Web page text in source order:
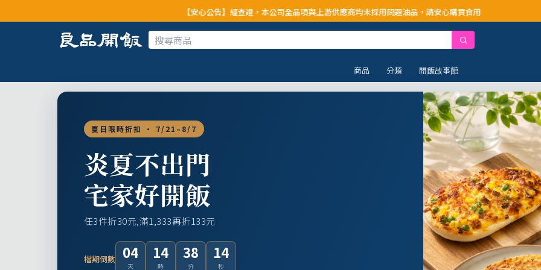
【安心公告】經查證，本公司全品項與上游供應商均未採用問題油品，請安心購買食用
商品 分類 開飯故事館
夏日限時折扣 · 7/21–8/7
炎夏不出門
宅家好開飯
任3件折30元,滿1,333再折133元
檔期倒數 04
天
14
時
38
分
12
秒